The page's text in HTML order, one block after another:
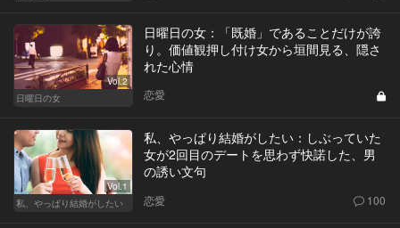
Vol.2
日曜日の女
日曜日の女：「既婚」であることだけが誇
り。価値観押し付け女から垣間見る、隠さ
れた心情
恋愛
Vol.1
私、やっぱり結婚がしたい
私、やっぱり結婚がしたい：しぶっていた
女が2回目のデートを思わず快諾した、男
の誘い文句
恋愛 100